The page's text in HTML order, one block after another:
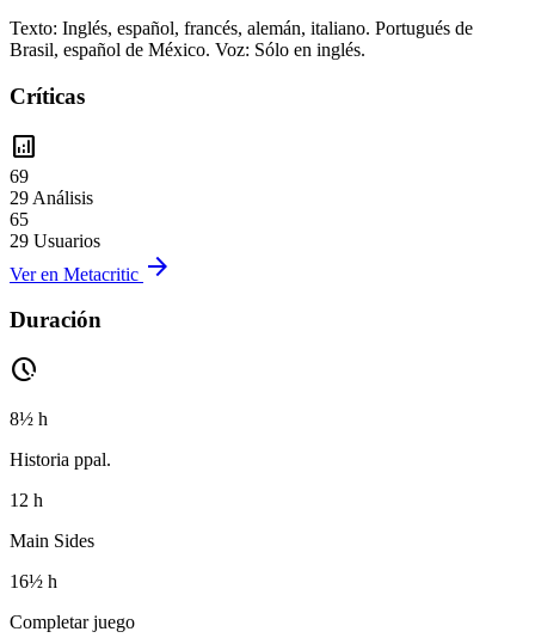
Texto: Inglés, español, francés, alemán, italiano. Portugués de
Brasil, español de México. Voz: Sólo en inglés.
Críticas
analytics
69
29 Análisis
65
29 Usuarios
Ver en Metacritic arrow_forward
Duración
pace
8½ h
Historia ppal.
12 h
Main Sides
16½ h
Completar juego